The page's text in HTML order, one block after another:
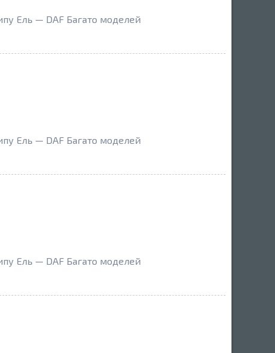
Ель — DAF Багато моделей
Ель — DAF Багато моделей
Ель — DAF Багато моделей